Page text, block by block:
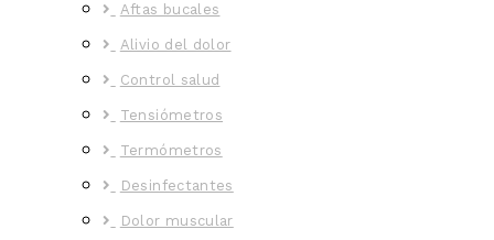
Aftas bucales
Alivio del dolor
Control salud
Tensiómetros
Termómetros
Desinfectantes
Dolor muscular